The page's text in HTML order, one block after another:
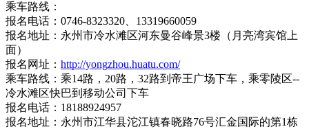
乘车路线：
报名电话：0746-8323320、13319660059
报名地址：永州市冷水滩区河东曼谷峰景3楼（月亮湾宾馆上
面）
报名网址： http://yongzhou.huatu.com/
乘车路线：乘14路，20路，32路到帝王广场下车，乘零陵区--
冷水滩区快巴到移动公司下车
报名电话：18188924957
报名地址：永州市江华县沱江镇春晓路76号汇金国际的第1栋